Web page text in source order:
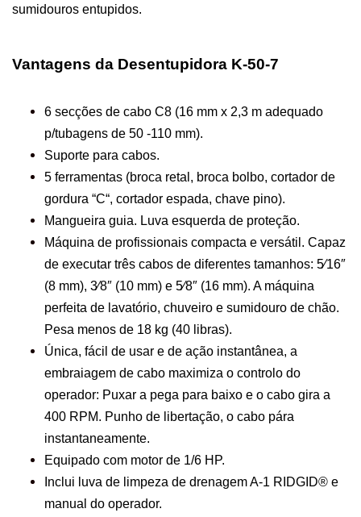
sumidouros entupidos.
Vantagens da Desentupidora K-50-7
6 secções de cabo C8 (16 mm x 2,3 m adequado
p/tubagens de 50 -110 mm).
Suporte para cabos.
5 ferramentas (broca retal, broca bolbo, cortador de
gordura “C“, cortador espada, chave pino).
Mangueira guia. Luva esquerda de proteção.
Máquina de profissionais compacta e versátil. Capaz
de executar três cabos de diferentes tamanhos: 5⁄16″
(8 mm), 3⁄8″ (10 mm) e 5⁄8″ (16 mm). A máquina
perfeita de lavatório, chuveiro e sumidouro de chão.
Pesa menos de 18 kg (40 libras).
Única, fácil de usar e de ação instantânea, a
embraiagem de cabo maximiza o controlo do
operador: Puxar a pega para baixo e o cabo gira a
400 RPM. Punho de libertação, o cabo pára
instantaneamente.
Equipado com motor de 1/6 HP.
Inclui luva de limpeza de drenagem A-1 RIDGID® e
manual do operador.